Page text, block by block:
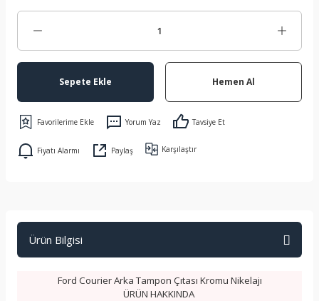
Sepete Ekle Hemen Al
Yorum Yaz Tavsiye Et
Fiyatı Alarmı Paylaş Karşılaştır
Ürün Bilgisi
Ford Courier Arka Tampon Çıtası Kromu Nikelajı
ÜRÜN HAKKINDA